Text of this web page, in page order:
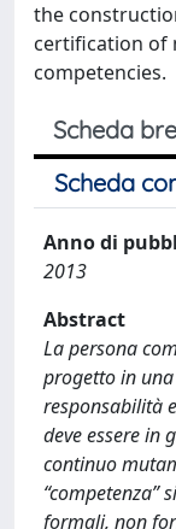
the
certification of
competencies.
Scheda
Scheda
Anno di
2013
Abstract
La persona
progetto in
responsabilità
deve essere in
continuo
“competenza”
formali, non